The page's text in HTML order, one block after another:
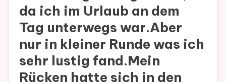
da ich im Urlaub an dem
Tag unterwegs war.Aber
nur in kleiner Runde was ich
sehr lustig fand.Mein
Rücken hatte sich in den